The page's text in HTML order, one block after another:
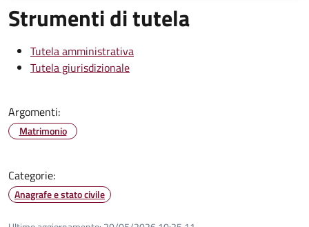
Strumenti di tutela
Tutela amministrativa
Tutela giurisdizionale
Argomenti:
Matrimonio
Categorie:
Anagrafe e stato civile